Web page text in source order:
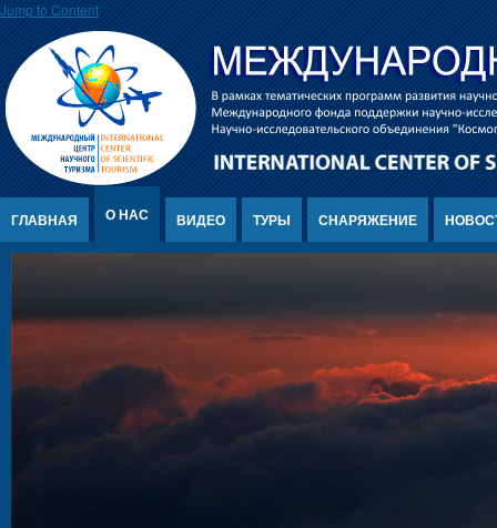
Jump to Content
ГЛАВНАЯ О НАС ВИДЕО ТУРЫ СНАРЯЖЕНИЕ